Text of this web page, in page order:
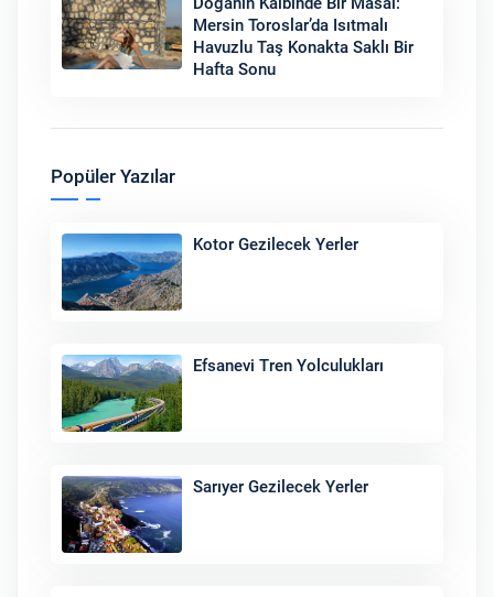
Mersin Toroslar’da Isıtmalı
Havuzlu Taş Konakta Saklı Bir
Hafta Sonu
Popüler Yazılar
Kotor Gezilecek Yerler
Efsanevi Tren Yolculukları
Sarıyer Gezilecek Yerler